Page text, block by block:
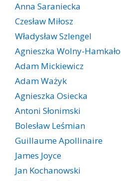
Anna Saraniecka
Czesław Miłosz
Władysław Szlengel
Agnieszka Wolny-Hamkało
Adam Mickiewicz
Adam Ważyk
Agnieszka Osiecka
Antoni Słonimski
Bolesław Leśmian
Guillaume Apollinaire
James Joyce
Jan Kochanowski